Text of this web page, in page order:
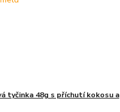
tyčinka 48g s příchutí kokosu a